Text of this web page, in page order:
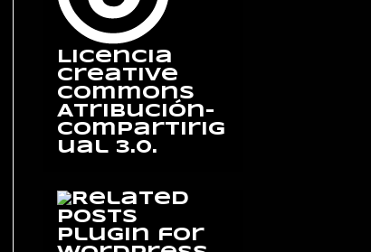
Licencia
Creative
Commons
Atribución-
CompartirIg
ual 3.0.